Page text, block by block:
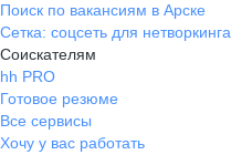
Поиск по вакансиям в Арске
Сетка: соцсеть для нетворкинга
Соискателям
hh PRO
Готовое резюме
Все сервисы
Хочу у вас работать